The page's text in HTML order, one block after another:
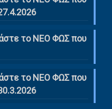
το ΝΕΟ ΦΩΣ που
το ΝΕΟ ΦΩΣ που